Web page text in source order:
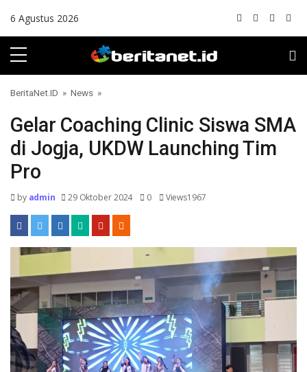
6 Agustus 2026
BeritaNet.ID » News »
Gelar Coaching Clinic Siswa SMA
di Jogja, UKDW Launching Tim
Pro
byadmin 29 Oktober 2024 0 Views1967